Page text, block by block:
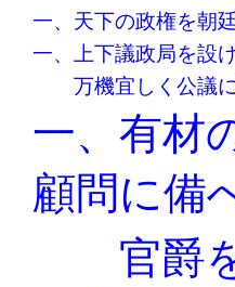
一、天下の政権を朝
一、上下議政局を設
万機宜しく公議に
一、有材
顧問に備
官爵